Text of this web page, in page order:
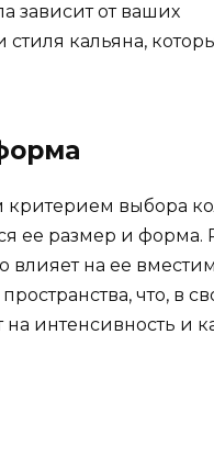
зависит от ваших
кальяна,
выбора
ее размер и форма.
на ее
что, в
интенсивность и